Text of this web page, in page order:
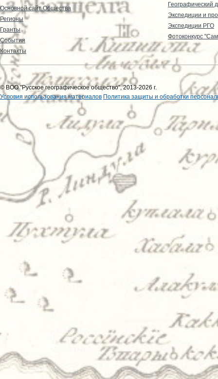
Основной сайт Общества
Регионы
Гранты
События
Контакты
Географический
Экспедиции и
Экспедиции РГО
Фотоконкурс
© ВОО "Русское географическое общество", 2013-2026 г.
Условия использования материалов Политика защиты и обработки